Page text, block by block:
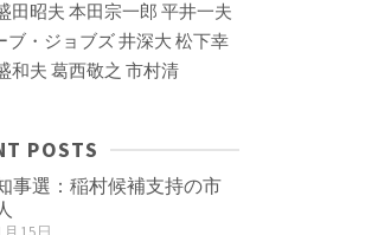
田昭夫 本田宗一郎 平井一夫
ブ・ジョブズ井深大 松下幸
和夫 葛西敬之 市村清
POSTS
事選：稲村候補支持の市